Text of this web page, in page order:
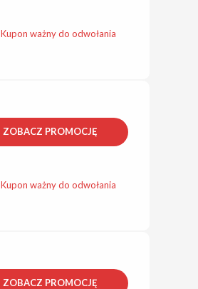
Kupon ważny do odwołania
ZOBACZ PROMOCJĘ
Kupon ważny do odwołania
ZOBACZ PROMOCJĘ